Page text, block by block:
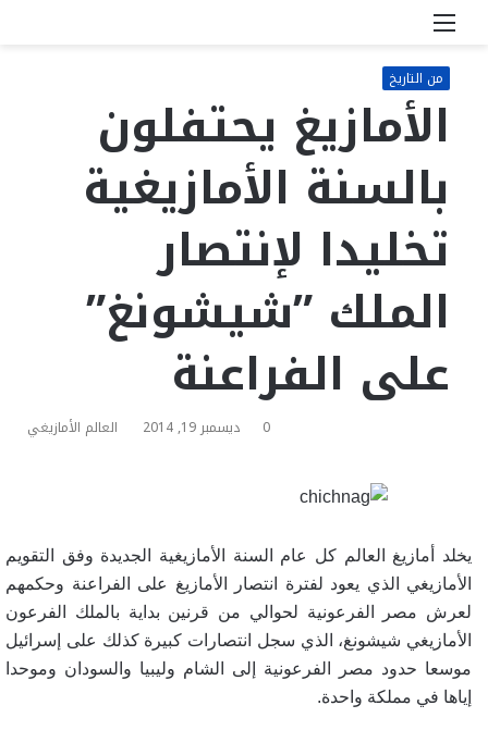
من التاريخ
الأمازيغ يحتفلون
بالسنة الأمازيغية
تخليدا لإنتصار
الملك ”شيشونغ”
على الفراعنة
العالم الأمازيغي ديسمبر 19, 2014 0
يخلد أمازيغ العالم كل عام السنة الأمازيغية الجديدة وفق التقويم
الأمازيغي الذي يعود لفترة انتصار الأمازيغ على الفراعنة وحكمهم
لعرش مصر الفرعونية لحوالي من قرنين بداية بالملك الفرعون
الأمازيغي شيشونغ، الذي سجل انتصارات كبيرة كذلك على إسرائيل
موسعا حدود مصر الفرعونية إلى الشام وليبيا والسودان وموحدا
إياها في مملكة واحدة.